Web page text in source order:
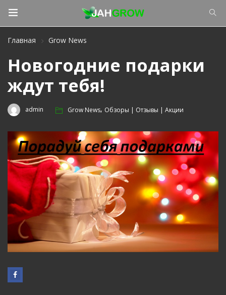
Главная Grow News
Новогодние подарки
ждут тебя!
admin Grow News, Обзоры | Отзывы | Акции